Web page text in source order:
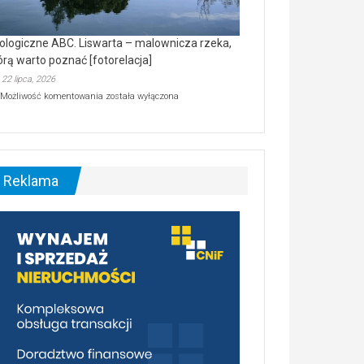
ABC. Liswarta – malownicza rzeka,
warto poznać [fotorelacja]
22 lipca, 2026
Możliwość komentowania Ekologiczne
–
malownicza
[fotorelacja]
została wyłączona
Reklama